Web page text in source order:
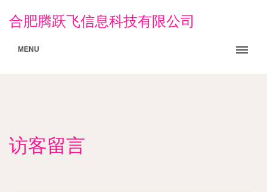
合肥腾跃飞信息科技有限公司
MENU
访客留言